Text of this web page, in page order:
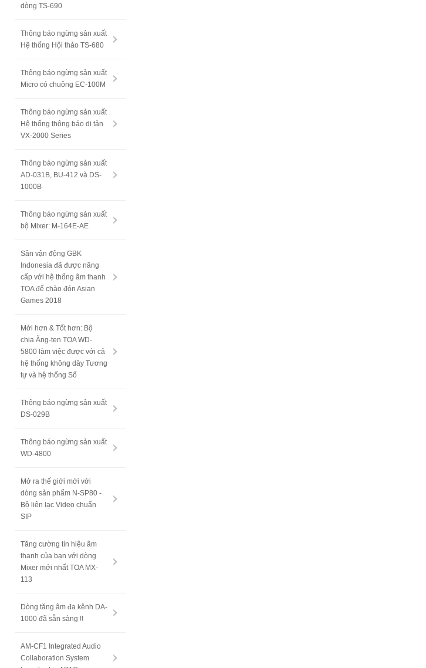
dòng TS-690
Thông báo ngừng sản xuất
Hệ thống Hội thảo TS-680
Thông báo ngừng sản xuất
Micro có chuông EC-100M
Thông báo ngừng sản xuất
Hệ thống thông báo di tản
VX-2000 Series
Thông báo ngừng sản xuất
AD-031B, BU-412 và DS-
1000B
Thông báo ngừng sản xuất
bộ Mixer: M-164E-AE
Sân vận động GBK
Indonesia đã được nâng
cấp với hệ thống âm thanh
TOA để chào đón Asian
Games 2018
Mới hơn & Tốt hơn: Bộ
chia Ăng-ten TOA WD-
5800 làm việc được với cả
hệ thống không dây Tương
tự và hệ thống Số
Thông báo ngừng sản xuất
DS-029B
Thông báo ngừng sản xuất
WD-4800
Mở ra thế giới mới với
dòng sản phẩm N-SP80 -
Bộ liên lạc Video chuẩn
SIP
Tăng cường tín hiệu âm
thanh của bạn với dòng
Mixer mới nhất TOA MX-
113
Dòng tăng âm đa kênh DA-
1000 đã sẵn sàng !!
AM-CF1 Integrated Audio
Collaboration System